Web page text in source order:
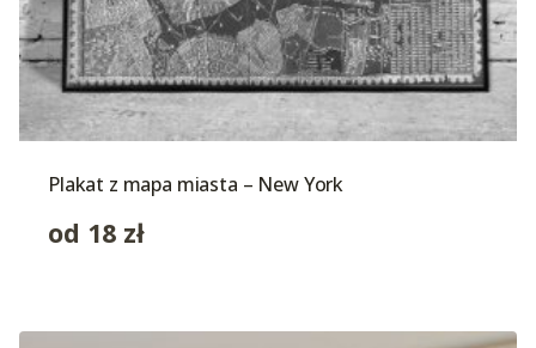
Plakat z mapa miasta – New York
od 18 zł